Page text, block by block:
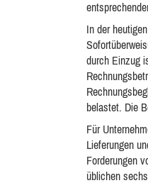
In der
durch Einzug
belastet. Die
Für
Lieferungen
Forderungen
üblichen